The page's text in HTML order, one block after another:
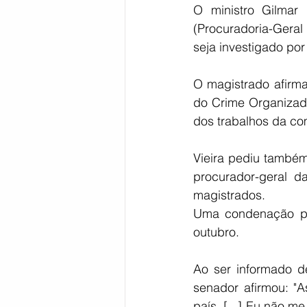
O ministro Gilmar
(Procuradoria-
seja investigado
O magistrado
do Crime
dos trabalhos da
Vieira pediu
procurador-geral
magistrados.
Uma condenação
outubro.
Ao ser informado
senador afirmou: